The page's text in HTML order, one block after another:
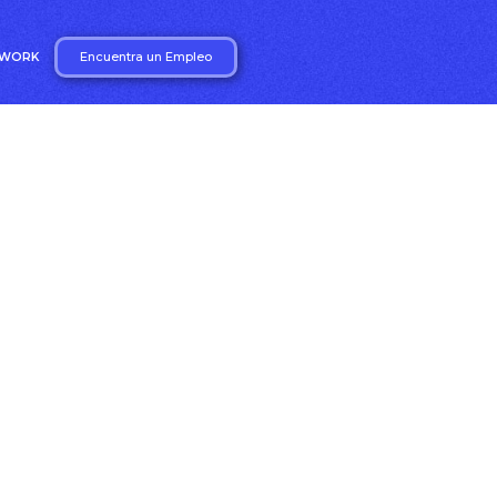
Encuentra un Empleo